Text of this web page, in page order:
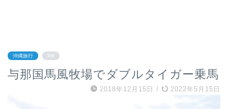
沖縄旅行 PR
与那国馬風牧場でダブルタイガー乗馬
2018年12月15日 / 2022年5月15日